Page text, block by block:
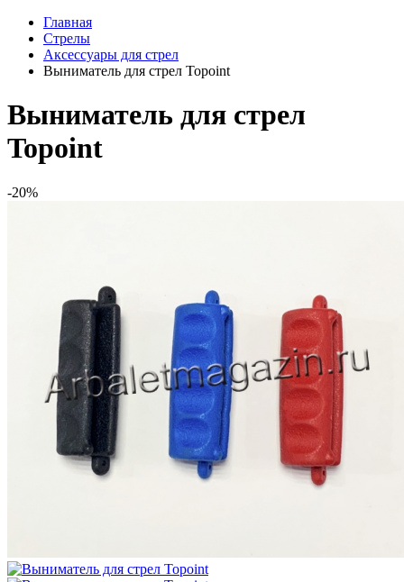
Главная
Стрелы
Аксессуары для стрел
Выниматель для стрел Topoint
Выниматель для стрел
Topoint
-20%